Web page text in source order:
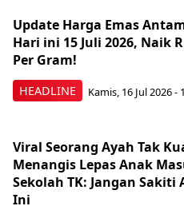
HEADLINE
Update Harga Emas
Hari ini 15 Juli 2026, Naik
Per Gram!
Kamis, 16 Jul 2026 -
Viral Seorang Ayah Tak
Menangis Lepas Anak
Sekolah TK: Jangan Sakiti
Ini